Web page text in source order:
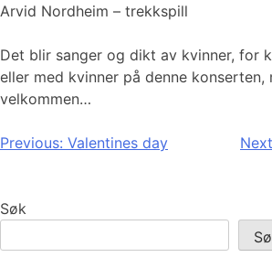
Arvid Nordheim – trekkspill
Det blir sanger og dikt av kvinner, for
eller med kvinner på denne konserten,
velkommen…
Innleggsnavigasjon
Previous: Valentines day
Søk